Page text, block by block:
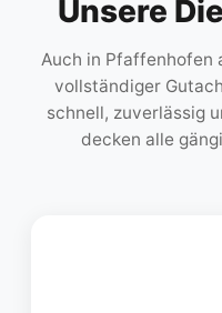
Unsere
Auch in Pfaffenhofen
vollständiger
schnell, zuverlässig
decken alle